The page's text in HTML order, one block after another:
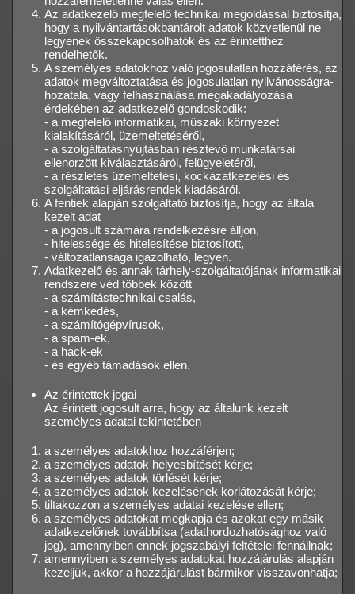
Az adatkezelő megfelelő technikai megoldással biztosítja,
hogy a nyilvántartásokbantárolt adatok közvetlenül ne
legyenek összekapcsolhatók és az érintetthez
rendelhetők.
A személyes adatokhoz való jogosulatlan hozzáférés, az
adatok megváltoztatása és jogosulatlan nyilvánosságra-
hozatala, vagy felhasználása megakadályozása
érdekében az adatkezelő gondoskodik:
- a megfelelő informatikai, műszaki környezet
kialakításáról, üzemeltetéséről,
- a szolgáltatásnyújtásban résztevő munkatársai
ellenorzött kiválasztásáról, felügyeletéről,
- a részletes üzemeltetési, kockázatkezelési és
szolgáltatási eljárásrendek kiadásáról.
A fentiek alapján szolgáltató biztosítja, hogy az általa
kezelt adat
- a jogosult számára rendelkezésre álljon,
- hitelessége és hitelesítése biztosított,
- változatlansága igazolható, legyen.
Adatkezelő és annak tárhely-szolgáltatójának informatikai
rendszere véd többek között
- a számítástechnikai csalás,
- a kémkedés,
- a számítógépvírusok,
- a spam-ek,
- a hack-ek
- és egyéb támadások ellen.
Az érintettek jogai
Az érintett jogosult arra, hogy az általunk kezelt
személyes adatai tekintetében
a személyes adatokhoz hozzáférjen;
a személyes adatok helyesbítését kérje;
a személyes adatok törlését kérje;
a személyes adatok kezelésének korlátozását kérje;
tiltakozzon a személyes adatai kezelése ellen;
a személyes adatokat megkapja és azokat egy másik
adatkezelőnek továbbítsa (adathordozhatósághoz való
jog), amennyiben ennek jogszabályi feltételei fennállnak;
amennyiben a személyes adatokat hozzájárulás alapján
kezeljük, akkor a hozzájárulást bármikor visszavonhatja;